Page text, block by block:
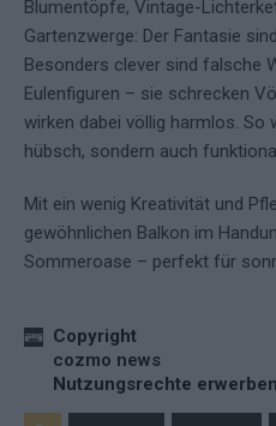
Blumentöpfe, Vintage-
Gartenzwerge: Der Fantasie
Besonders clever sind falsche
Eulenfiguren – sie schrecken
wirken dabei völlig harmlos. So
hübsch, sondern auch
Mit ein wenig Kreativität und
gewöhnlichen Balkon im
Sommeroase – perfekt für
Copyright
cozmo news
Nutzungsrechte